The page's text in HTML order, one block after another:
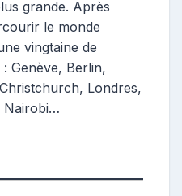
grande. Après
le monde
vingtaine de
Genève, Berlin,
Londres,
Nairobi…